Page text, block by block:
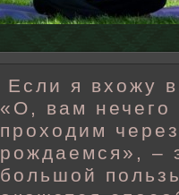
Если я вхожу
«О, вам нечего
проходим
рождаемся», –
большой